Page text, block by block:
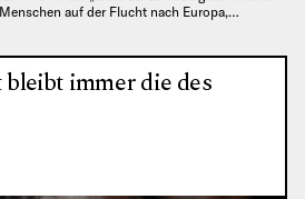
auf der Flucht nach Europa,…
immer die des